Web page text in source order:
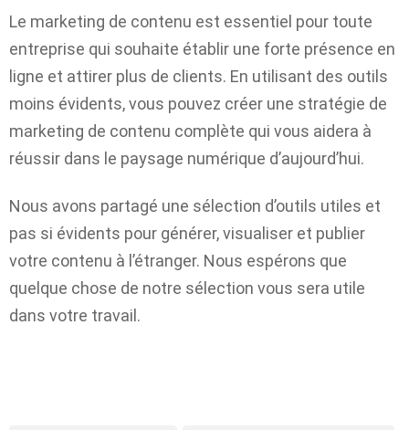
Le marketing de contenu est essentiel pour toute
entreprise qui souhaite établir une forte présence en
ligne et attirer plus de clients. En utilisant des outils
moins évidents, vous pouvez créer une stratégie de
marketing de contenu complète qui vous aidera à
réussir dans le paysage numérique d’aujourd’hui.
Nous avons partagé une sélection d’outils utiles et
pas si évidents pour générer, visualiser et publier
votre contenu à l’étranger. Nous espérons que
quelque chose de notre sélection vous sera utile
dans votre travail.